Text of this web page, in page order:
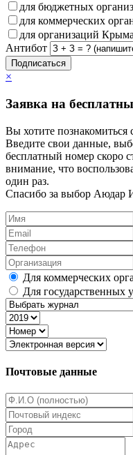
для бюджетных
для коммерческих
для организаций Крыма
Антибот
Подписаться
×
Заявка на
Вы хотите
Введите свои данные,
бесплатный номер скоро
внимание, что
один раз.
Спасибо за выбор Аюдар
Для коммерческих
Для государственных
Почтовые данные